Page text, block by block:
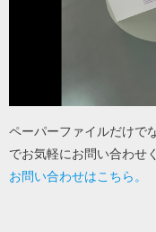
ペーパーファイルだけで
でお気軽にお問い合わせ
お問い合わせはこちら。